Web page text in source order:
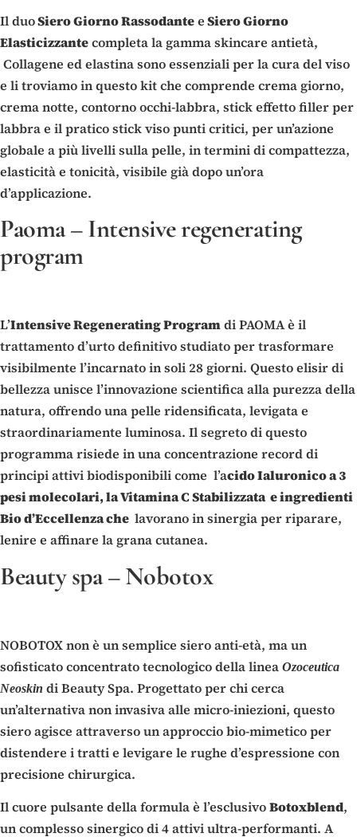
Il duoSiero Giorno RassodanteeSiero Giorno
Elasticizzantecompleta la gamma skincare antietà,
Collagene ed elastina sono essenziali per la cura del viso
e li troviamo in questo kit che comprende crema giorno,
crema notte, contorno occhi-labbra, stick effetto filler per
labbra e il pratico stick viso punti critici, per un’azione
globale a più livelli sulla pelle, in termini di compattezza,
elasticità e tonicità, visibile già dopo un’ora
d’applicazione.
Paoma –Intensive regenerating
program
L’Intensive Regenerating Programdi PAOMA è il
trattamento d’urto definitivo studiato per trasformare
visibilmente l’incarnato in soli 28 giorni. Questo elisir di
bellezza unisce l’innovazione scientifica alla purezza della
natura, offrendo una pelle ridensificata, levigata e
straordinariamente luminosa. Il segreto di questo
programma risiede in una concentrazione record di
principi attivi biodisponibili come l’acido Ialuronico a 3
pesi molecolari, la Vitamina C Stabilizzata e ingredienti
Bio d’Eccellenza che lavorano in sinergia per riparare,
lenire e affinare la grana cutanea.
Beauty spa–Nobotox
NOBOTOX non è un semplice siero anti-età, ma un
sofisticato concentrato tecnologico della linea Ozoceutica
Neoskin di Beauty Spa. Progettato per chi cerca
un’alternativa non invasiva alle micro-iniezioni, questo
siero agisce attraverso un approccio bio-mimetico per
distendere i tratti e levigare le rughe d’espressione con
precisione chirurgica.
Il cuore pulsante della formula è l’esclusivoBotoxblend,
un complesso sinergico di 4 attivi ultra-performanti. A